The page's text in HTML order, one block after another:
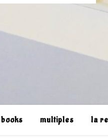
books multiples la